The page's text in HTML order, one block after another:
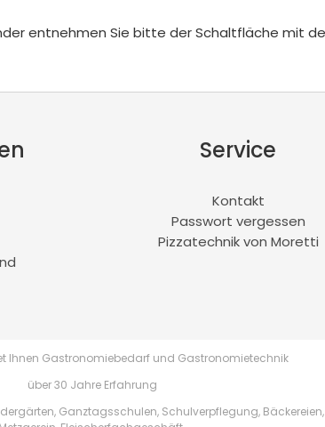
entnehmen Sie bitte der Schaltfläche mit
Service
Kontakt
Passwort vergessen
Pizzatechnik von Moretti
Ihnen Gastronomiebedarf und Gastronomietechnik
über 30 Jahre Erfahrung
Ganztagsschulen, Schulverpflegung,